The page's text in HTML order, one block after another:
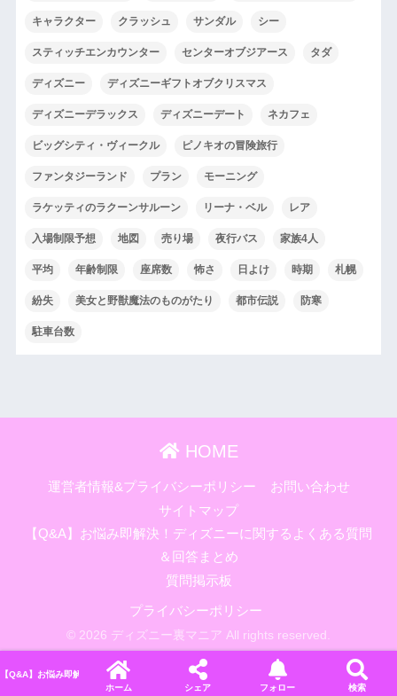
キャラクター クラッシュ サンダル シー
スティッチエンカウンター センターオブジアース タダ
ディズニー ディズニーギフトオブクリスマス
ディズニーデラックス ディズニーデート ネカフェ
ビッグシティ・ヴィークル ピノキオの冒険旅行
ファンタジーランド プラン モーニング
ラケッティのラクーンサルーン リーナ・ベル レア
入場制限予想 地図 売り場 夜行バス 家族4人
平均 年齢制限 座席数 怖さ 日よけ 時期 札幌
紛失 美女と野獣魔法のものがたり 都市伝説 防寒
駐車台数
HOME
運営者情報&プライバシーポリシー
お問い合わせ
サイトマップ
【Q&A】お悩み即解決！ディズニーに関するよくある質問
＆回答まとめ
質問掲示板
プライバシーポリシー
© 2026 ディズニー裏マニア All rights reserved.
【Q&A】お悩み即解決！ディズニーに関するよくある質問＆回答まとめ
ホーム
シェア フォロー 検索